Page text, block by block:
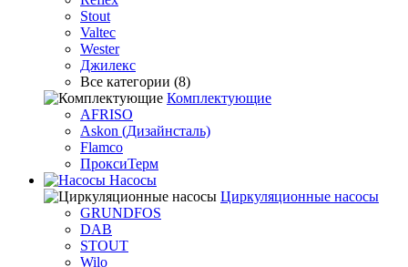
Stout
Valtec
Wester
Джилекс
Все категории (8)
Комплектующие
AFRISO
Askon (Дизайнсталь)
Flamco
ПроксиТерм
Насосы
Циркуляционные насосы
GRUNDFOS
DAB
STOUT
Wilo